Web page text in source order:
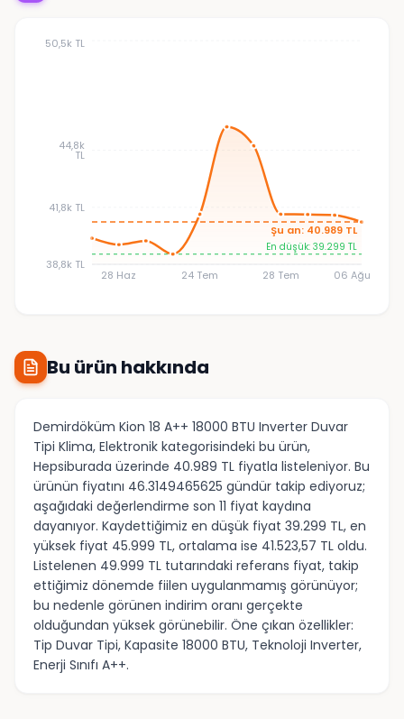
28 Haz 24 Tem 28 Tem 06 Ağu
38,8k TL
41,8k TL
44,8k
TL
50,5k TL
Şu an: 40.989 TL
En düşük: 39.299 TL
Bu ürün hakkında
Demirdöküm Kion 18 A++ 18000 BTU Inverter Duvar
Tipi Klima, Elektronik kategorisindeki bu ürün,
Hepsiburada üzerinde 40.989 TL fiyatla listeleniyor. Bu
ürünün fiyatını 46.3149465625 gündür takip ediyoruz;
aşağıdaki değerlendirme son 11 fiyat kaydına
dayanıyor. Kaydettiğimiz en düşük fiyat 39.299 TL, en
yüksek fiyat 45.999 TL, ortalama ise 41.523,57 TL oldu.
Listelenen 49.999 TL tutarındaki referans fiyat, takip
ettiğimiz dönemde fiilen uygulanmamış görünüyor;
bu nedenle görünen indirim oranı gerçekte
olduğundan yüksek görünebilir. Öne çıkan özellikler:
Tip Duvar Tipi, Kapasite 18000 BTU, Teknoloji Inverter,
Enerji Sınıfı A++.